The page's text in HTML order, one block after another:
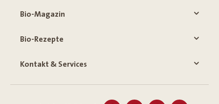
Bio-Magazin
Bio-Rezepte
Kontakt & Services